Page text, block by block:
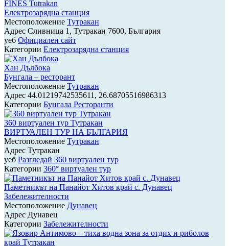
FINES Tutrakan
Електрозарядна станция
Местоположение Тутракан
Адрес Сливница 1, Тутракан 7600, България
уеб Официален сайт
Категории Електрозарядна станция
Хан Дълбока
Бунгала – ресторант
Местоположение Тутракан
Адрес 44.01219742535611, 26.68705516986313
Категории Бунгала Ресторанти
360 виртуален тур Тутракан
ВИРТУАЛЕН ТУР НА БЪЛГАРИЯ
Местоположение Тутракан
Адрес Тутракан
уеб Разгледай 360 виртуален тур
Категории 360° виртуален тур
Паметникът на Панайот Хитов край с. Дунавец
Забележителности
Местоположение Дунавец
Адрес Дунавец
Категории Забележителности